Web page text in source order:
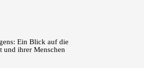
Ein Blick auf die
und ihrer Menschen